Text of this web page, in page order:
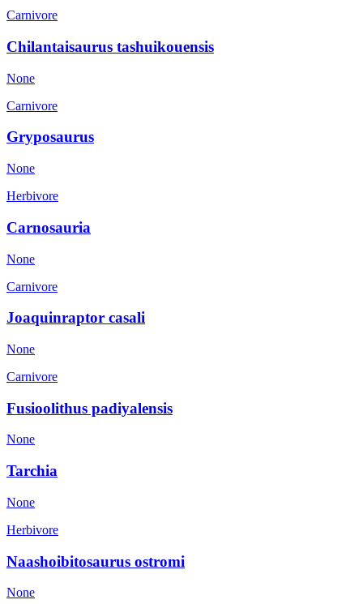
Carnivore
Chilantaisaurus tashuikouensis
None
Carnivore
Gryposaurus
None
Herbivore
Carnosauria
None
Carnivore
Joaquinraptor casali
None
Carnivore
Fusioolithus padiyalensis
None
Tarchia
None
Herbivore
Naashoibitosaurus ostromi
None